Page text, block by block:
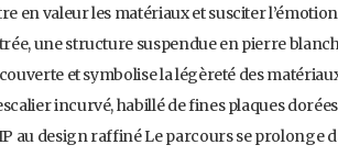
en valeur les matériaux et susciter
une structure suspendue en pierre
et symbolise la légèreté des
incurvé, habillé de fines plaques
au design raffiné Le parcours se prolonge